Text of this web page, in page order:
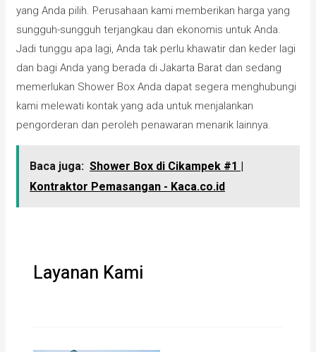
yang Anda pilih. Perusahaan kami memberikan harga yang
sungguh-sungguh terjangkau dan ekonomis untuk Anda.
Jadi tunggu apa lagi, Anda tak perlu khawatir dan keder lagi
dan bagi Anda yang berada di Jakarta Barat dan sedang
memerlukan Shower Box Anda dapat segera menghubungi
kami melewati kontak yang ada untuk menjalankan
pengorderan dan peroleh penawaran menarik lainnya.
Baca juga: Shower Box di Cikampek #1 |
Kontraktor Pemasangan - Kaca.co.id
Layanan Kami